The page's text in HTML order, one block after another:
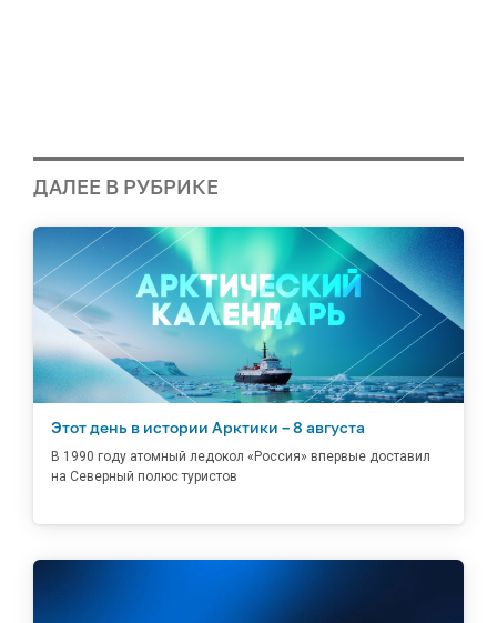
ДАЛЕЕ В РУБРИКЕ
Этот день в истории Арктики – 8 августа
В 1990 году атомный ледокол «Россия» впервые доставил
на Северный полюс туристов